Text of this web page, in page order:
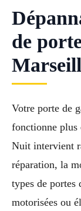
de
Votre porte de
fonctionne plus
Nuit intervient
réparation, la
types de portes
motorisées ou